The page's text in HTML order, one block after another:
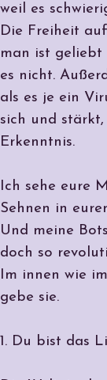
weil es
Die Freiheit
man ist
es nicht.
als es je ein
sich und
Erkenntnis.
Ich sehe eure
Sehnen in
Und meine
doch so
Im innen wie
gebe sie.
1. Du bist das